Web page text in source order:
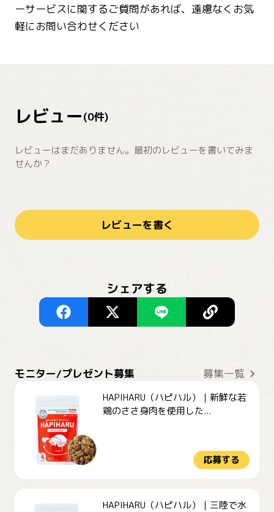
ーサービスに関するご質問があれば、遠慮なくお気
軽にお問い合わせください
レビュー(0件)
レビューはまだありません。最初のレビューを書いてみま
せんか？
レビューを書く
シェアする
モニター/プレゼント募集 募集一覧
HAPIHARU（ハピハル）｜新鮮な若
鶏のささ身肉を使用した...
応募する
HAPIHARU（ハピハル）｜三陸で水